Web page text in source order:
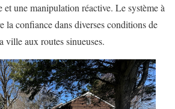
et une manipulation réactive. Le système à
la confiance dans diverses conditions de
ville aux routes sinueuses.